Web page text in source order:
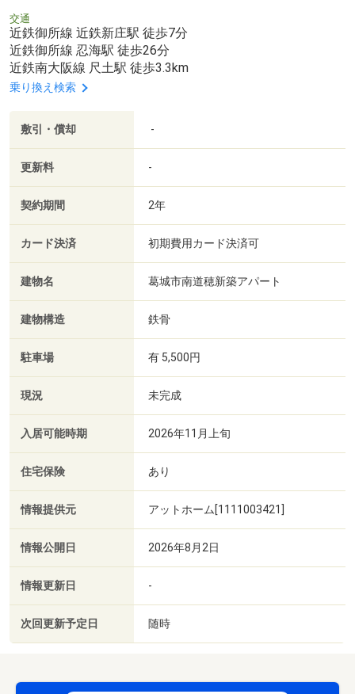
交通
近鉄御所線 近鉄新庄駅 徒歩7分
近鉄御所線 忍海駅 徒歩26分
近鉄南大阪線 尺土駅 徒歩3.3km
乗り換え検索
敷引・償却 -
更新料 -
契約期間 2年
カード決済 初期費用カード決済可
建物名 葛城市南道穂新築アパート
建物構造 鉄骨
駐車場 有 5,500円
現況 未完成
入居可能時期 2026年11月上旬
住宅保険 あり
情報提供元 アットホーム[1111003421]
情報公開日 2026年8月2日
情報更新日 -
次回更新予定日 随時